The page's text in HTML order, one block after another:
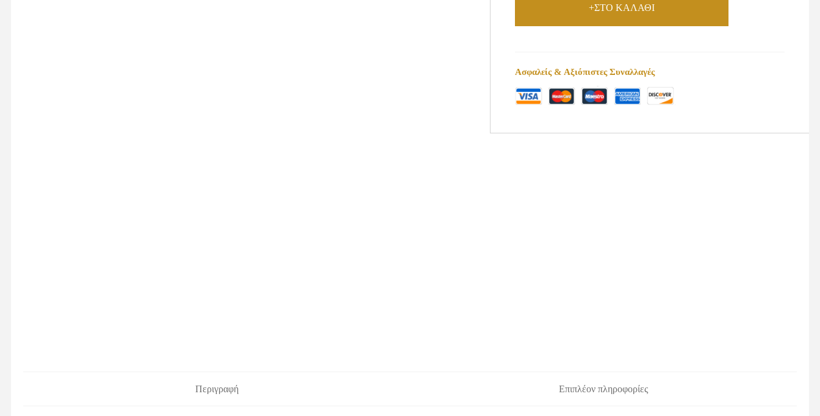
+ΣΤΟ ΚΑΛΑΘΙ
Ασφαλείς & Αξιόπιστες Συναλλαγές
Περιγραφή Επιπλέον πληροφορίες